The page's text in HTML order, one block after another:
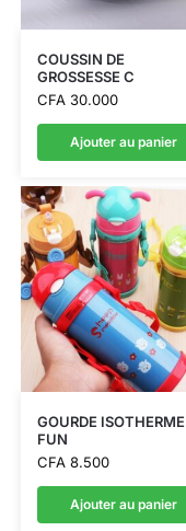
COUSSIN DE
GROSSESSE C
CFA30.000
Ajouter au panier
GOURDE ISOTHERME
FUN
CFA8.500
Ajouter au panier